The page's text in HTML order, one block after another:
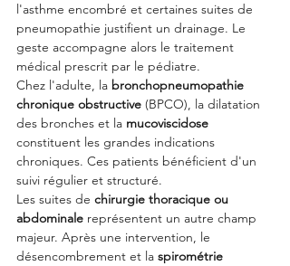
l'asthme encombré et certaines suites de
pneumopathie justifient un drainage. Le
geste accompagne alors le traitement
médical prescrit par le pédiatre.
Chez l'adulte, la bronchopneumopathie
chronique obstructive (BPCO), la dilatation
des bronches et la mucoviscidose
constituent les grandes indications
chroniques. Ces patients bénéficient d'un
suivi régulier et structuré.
Les suites de chirurgie thoracique ou
abdominale représentent un autre champ
majeur. Après une intervention, le
désencombrement et la spirométrie